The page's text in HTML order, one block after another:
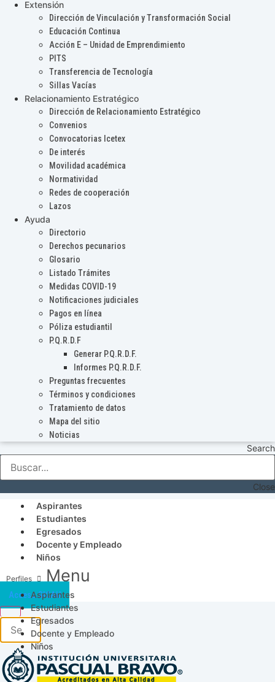
Extensión
Dirección de Vinculación y Transformación Social
Educación Continua
Acción E – Unidad de Emprendimiento
PITS
Transferencia de Tecnología
Sillas Vacías
Relacionamiento Estratégico
Dirección de Relacionamiento Estratégico
Convenios
Convocatorias Icetex
De interés
Movilidad académica
Normatividad
Redes de cooperación
Lazos
Ayuda
Directorio
Derechos pecunarios
Glosario
Listado Trámites
Medidas COVID-19
Notificaciones judiciales
Pagos en línea
Póliza estudiantil
P.Q.R.D.F
Generar P.Q.R.D.F.
Informes P.Q.R.D.F.
Preguntas frecuentes
Términos y condiciones
Tratamiento de datos
Mapa del sitio
Noticias
Search
Close
Aspirantes
Estudiantes
Egresados
Docente y Empleado
Niños
Menu
Aspirantes
Estudiantes
Egresados
Docente y Empleado
Niños
Acceso SICAU